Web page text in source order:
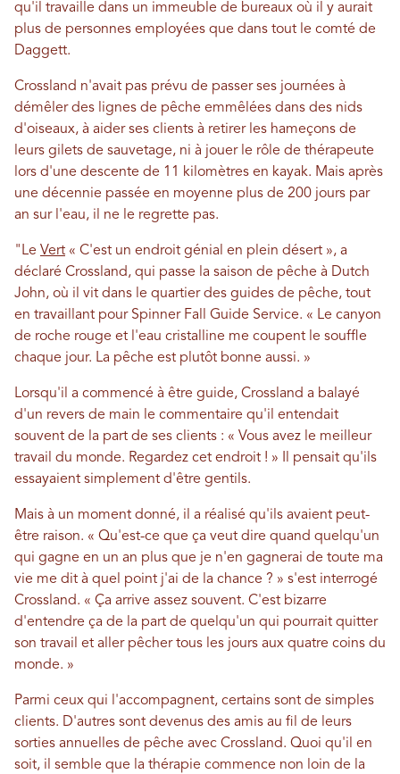
qu'il travaille dans un immeuble de bureaux où il y aurait
plus de personnes employées que dans tout le comté de
Daggett.
Crossland n'avait pas prévu de passer ses journées à
démêler des lignes de pêche emmêlées dans des nids
d'oiseaux, à aider ses clients à retirer les hameçons de
leurs gilets de sauvetage, ni à jouer le rôle de thérapeute
lors d'une descente de 11 kilomètres en kayak. Mais après
une décennie passée en moyenne plus de 200 jours par
an sur l'eau, il ne le regrette pas.
"Le Vert « C'est un endroit génial en plein désert », a
déclaré Crossland, qui passe la saison de pêche à Dutch
John, où il vit dans le quartier des guides de pêche, tout
en travaillant pour Spinner Fall Guide Service. « Le canyon
de roche rouge et l'eau cristalline me coupent le souffle
chaque jour. La pêche est plutôt bonne aussi. »
Lorsqu'il a commencé à être guide, Crossland a balayé
d'un revers de main le commentaire qu'il entendait
souvent de la part de ses clients : « Vous avez le meilleur
travail du monde. Regardez cet endroit ! » Il pensait qu'ils
essayaient simplement d'être gentils.
Mais à un moment donné, il a réalisé qu'ils avaient peut-
être raison. « Qu'est-ce que ça veut dire quand quelqu'un
qui gagne en un an plus que je n'en gagnerai de toute ma
vie me dit à quel point j'ai de la chance ? » s'est interrogé
Crossland. « Ça arrive assez souvent. C'est bizarre
d'entendre ça de la part de quelqu'un qui pourrait quitter
son travail et aller pêcher tous les jours aux quatre coins du
monde. »
Parmi ceux qui l'accompagnent, certains sont de simples
clients. D'autres sont devenus des amis au fil de leurs
sorties annuelles de pêche avec Crossland. Quoi qu'il en
soit, il semble que la thérapie commence non loin de la